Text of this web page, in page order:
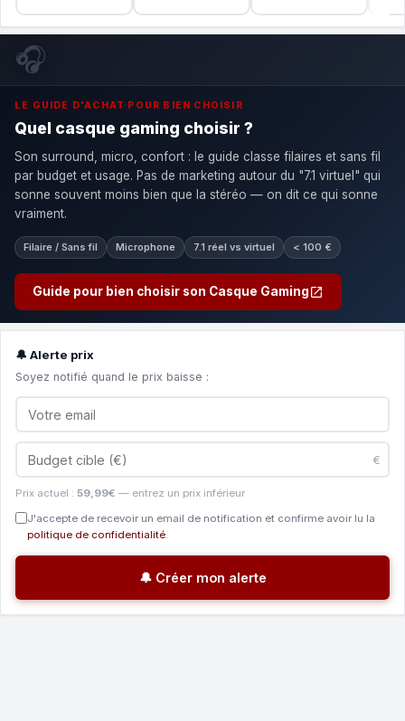
🎧
LE GUIDE D'ACHAT POUR BIEN CHOISIR
Quel casque gaming choisir ?
Son surround, micro, confort : le guide classe filaires et sans fil
par budget et usage. Pas de marketing autour du "7.1 virtuel" qui
sonne souvent moins bien que la stéréo — on dit ce qui sonne
vraiment.
Filaire / Sans fil Microphone 7.1 réel vs virtuel < 100 €
Guide pour bien choisir son Casque Gaming
🔔 Alerte prix
Soyez notifié quand le prix baisse :
€
Prix actuel : 59,99€ — entrez un prix inférieur
J'accepte de recevoir un email de notification et confirme avoir lu la
politique de confidentialité.
🔔 Créer mon alerte